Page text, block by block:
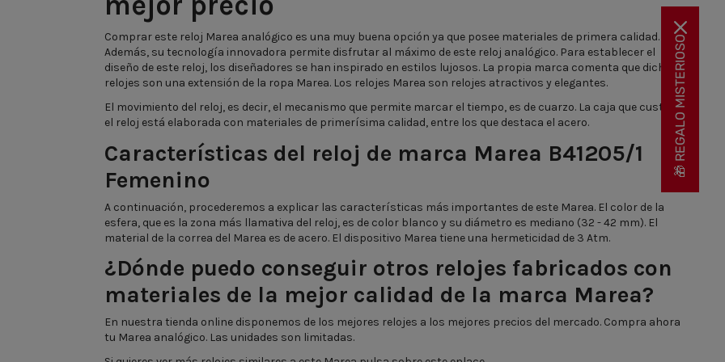
Comprar este reloj Marea analógico es una muy buena opción ya que posee materiales de primera calidad.
Además, su tecnología innovadora permite disfrutar al máximo de este reloj analógico. Para establecer el
diseño de este reloj, los diseñadores se han inspirado en estilos lujosos. La propia marca comenta que dichos
relojes son una extensión de la ropa Marea. Los relojes Marea son relojes atractivos y elegantes.
El movimiento del reloj, es decir, el mecanismo que permite marcar el tiempo, es de cuarzo. La caja que custodia
el reloj está elaborada con materiales de primerísima calidad, entre los que destaca el acero.
Características del reloj de marca Marea B41205/1
Femenino
A continuación, procederemos a explicar las características más importantes de este Marea. El color de la
esfera, que es la zona más llamativa del reloj, es de color blanco y su diámetro es mediano (32 - 42 mm). El
material de la correa del Marea es de acero. El dispositivo Marea tiene una hermeticidad de 3 Atm.
¿Dónde puedo conseguir otros relojes fabricados con
materiales de la mejor calidad de la marca Marea?
En nuestra tienda online disponemos de los mejores relojes a los mejores precios del mercado. Compra ahora
tu Marea analógico. Las unidades son limitadas.
🎁 REGALO MISTERIOSO